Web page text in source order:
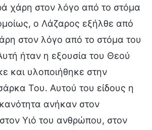
χάρη στον λόγο από το στόμα
ο Λάζαρος εξήλθε από
στον λόγο από το στόμα του
ήταν η εξουσία του Θεού
και υλοποιήθηκε στην
Του. Αυτού του είδους η
ανήκαν στον
Υιό του ανθρώπου, στον